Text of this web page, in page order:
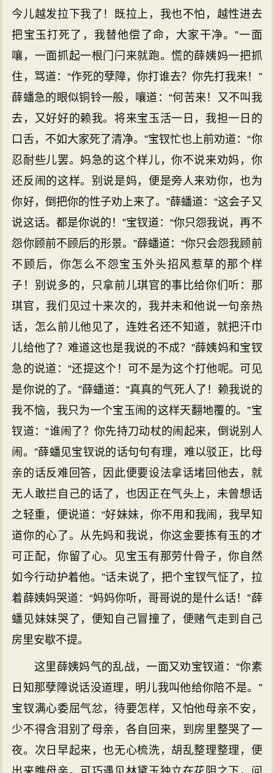
今儿越发拉下我了！既拉上，我也不怕，越性进去
把宝玉打死了，我替他偿了命，大家干净。”一面
嚷，一面抓起一根门闩来就跑。慌的薛姨妈一把抓
住，骂道：“作死的孽障，你打谁去？你先打我来！”
薛蟠急的眼似铜铃一般，嚷道：“何苦来！又不叫我
去，又好好的赖我。将来宝玉活一日，我担一日的
口舌，不如大家死了清净。”宝钗忙也上前劝道：“你
忍耐些儿罢。妈急的这个样儿，你不说来劝妈，你
还反闹的这样。别说是妈，便是旁人来劝你，也为
你好，倒把你的性子劝上来了。”薛蟠道：“这会子又
说这话。都是你说的！”宝钗道：“你只怨我说，再不
怨你顾前不顾后的形景。”薛蟠道：“你只会怨我顾前
不顾后，你怎么不怨宝玉外头招风惹草的那个样
子！别说多的，只拿前儿琪官的事比给你们听：那
琪官，我们见过十来次的，我并未和他说一句亲热
话，怎么前儿他见了，连姓名还不知道，就把汗巾
儿给他了？难道这也是我说的不成？”薛姨妈和宝钗
急的说道：“还提这个！可不是为这个打他呢。可见
是你说的了。”薛蟠道：“真真的气死人了！赖我说的
我不恼，我只为一个宝玉闹的这样天翻地覆的。”宝
钗道：“谁闹了？你先持刀动杖的闹起来，倒说别人
闹。”薛蟠见宝钗说的话句句有理，难以驳正，比母
亲的话反难回答，因此便要设法拿话堵回他去，就
无人敢拦自己的话了，也因正在气头上，未曾想话
之轻重，便说道：“好妹妹，你不用和我闹，我早知
道你的心了。从先妈和我说，你这金要拣有玉的才
可正配，你留了心。见宝玉有那劳什骨子，你自然
如今行动护着他。”话未说了，把个宝钗气怔了，拉
着薛姨妈哭道：“妈妈你听，哥哥说的是什么话！”薛
蟠见妹妹哭了，便知自己冒撞了，便赌气走到自己
房里安歇不提。
这里薛姨妈气的乱战，一面又劝宝钗道：“你素
日知那孽障说话没道理，明儿我叫他给你陪不是。”
宝钗满心委屈气忿，待要怎样，又怕他母亲不安，
少不得含泪别了母亲，各自回来，到房里整哭了一
夜。次日早起来，也无心梳洗，胡乱整理整理，便